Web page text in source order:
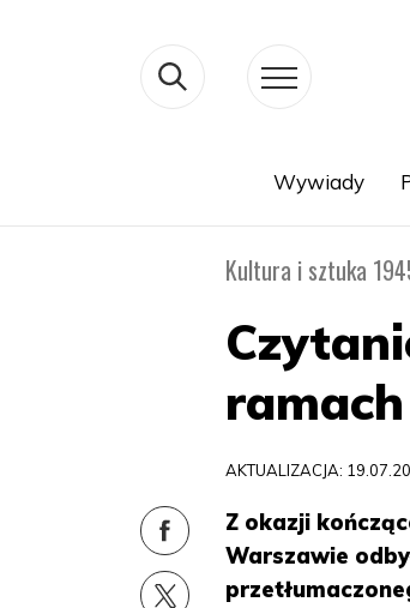
Wywiady
Kultura i sztuka
AKTUALIZACJA:
Z okazji
Warszawie